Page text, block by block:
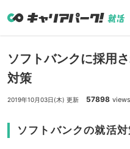
ソフトバンクに採用
対策
2019年10月03日(木) 更新 57898 views
ソフトバンクの就活